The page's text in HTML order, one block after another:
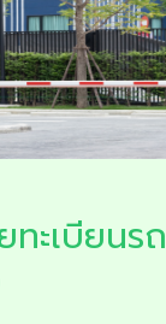
ทะเบียนรถ